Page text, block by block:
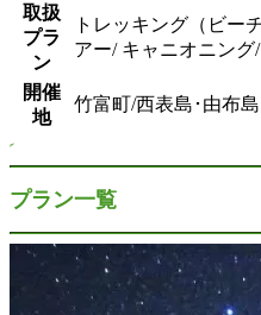
取扱
プラ
ン
トレッキング（ビー
アー/ キャニオニン
開催
地
竹富町/西表島･由布島
プラン一覧